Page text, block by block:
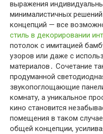
выражения
минималистичных
концепций — все
стиль в декорировании
потолок с имитацией
узоров или даже с
материалов․ Сочетание
продуманной
звукопоглощающие
комнату, а уникальное
кино становится
помещения в таком
общей концепции,